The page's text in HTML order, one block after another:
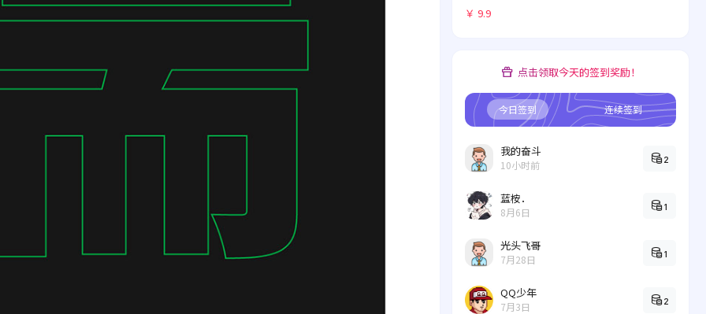
￥ 9.9
点击领取今天的签到奖励！
今日签到 连续签到
我的奋斗
10小时前 2
蓝桉．
8月6日 1
光头飞哥
7月28日 1
QQ少年
7月3日 2